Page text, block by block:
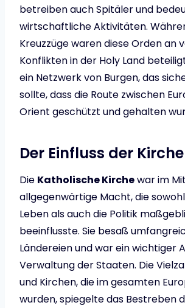
betreiben auch Spitäler und
wirtschaftliche Aktivitäten.
Kreuzzüge waren diese Orden an
Konflikten in der Holy Land
ein Netzwerk von Burgen, das
sollte, dass die Route zwischen
Orient geschützt und gehalten
Der Einfluss der Kirche
Die Katholische Kirchewar im
allgegenwärtige Macht, die
Leben als auch die Politik
beeinflusste. Sie besaß
Ländereien und war ein wichtiger
Verwaltung der Staaten. Die
und Kirchen, die im gesamten
wurden, spiegelte das Bestreben